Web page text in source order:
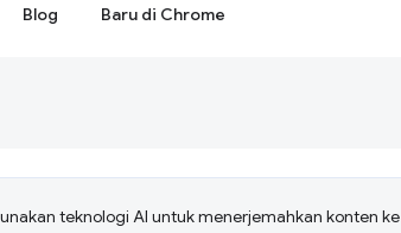
Blog Baru di Chrome
teknologi AI untuk menerjemahkan konten ke